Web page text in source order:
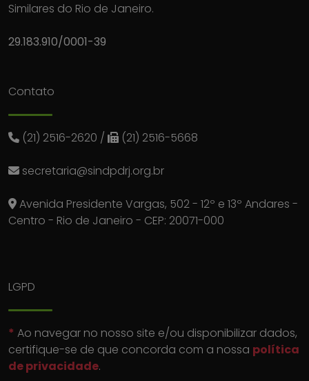
Similares do Rio de Janeiro.
29.183.910/0001-39
Contato
(21) 2516-2620 / (21) 2516-5668
secretaria@sindpdrj.org.br
Avenida Presidente Vargas, 502 - 12º e 13º Andares -
Centro - Rio de Janeiro - CEP: 20071-000
LGPD
* Ao navegar no nosso site e/ou disponibilizar dados,
certifique-se de que concorda com a nossa política
de privacidade.